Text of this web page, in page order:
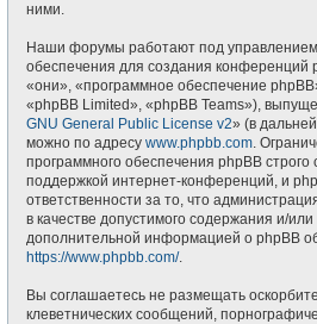
ними.
Наши форумы работают под
обеспечения для создания конференций
«они», «программное обеспечение
«phpBB Limited», «phpBB Teams»),
GNU General Public License v2» (в
можно по адресу www.phpbb.com.
программного обеспечения phpBB строго
поддержкой интернет-конференций, и
ответственности за то, что
в качестве допустимого содержания и/
дополнительной информацией о phpBB
https://www.phpbb.com/.
Вы соглашаетесь не размещать
клеветнических сообщений,